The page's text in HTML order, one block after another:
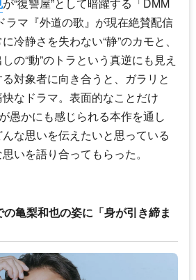
ラマ『外道の歌』が現在絶賛配信
冷静さを失わない“静”のカモと、
の“動”のトラという真逆にも見え
対象者に向き合うと、ガラリと
なドラマ。表面的なことだけ
愚かにも感じられる本作を通し
な思いを伝えたいと思っている
いを語り合ってもらった。
亀梨和也の姿に「身が引き締ま